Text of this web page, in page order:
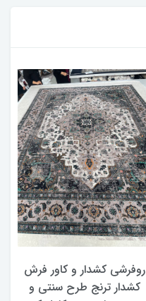
روفرشی کشدار و کاور فرش
کشدار ترنج طرح سنتی و